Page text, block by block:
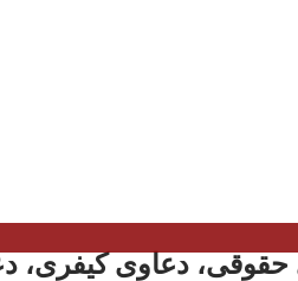
دعاوی کیفری،